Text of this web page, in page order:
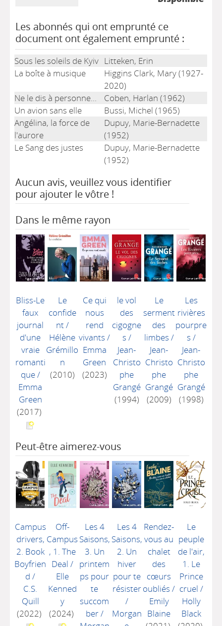
Les abonnés qui ont emprunté ce
document ont également emprunté :
Sous les soleils de Kyiv Litteken, Erin
La boîte à musique
Higgins Clark, Mary (1927-
2020)
Ne le dis à personne...
Coben, Harlan (1962)
Un avion sans elle
Bussi, Michel (1965)
Angélina, la force de
l'aurore
Dupuy, Marie-Bernadette
(1952)
Le Sang des justes
Dupuy, Marie-Bernadette
(1952)
Aucun avis, veuillez vous identifier
pour ajouter le vôtre !
Dans le même rayon
Bliss-Le
faux
journal
d'une
vraie
romanti
que/
Emma
Green
(2017)
Le
confide
nt/
Hélène
Grémillo
n
(2010)
Ce qui
nous
rend
vivants /
Emma
Green
(2023)
le vol
des
cigogne
s /
Jean-
Christo
phe
Grangé
(1994)
Le
serment
des
limbes /
Jean-
Christo
phe
Grangé
(2009)
Les
rivières
pourpre
s /
Jean-
Christo
phe
Grangé
(1998)
Peut-être aimerez-vous
Campus
drivers,
2. Book
Boyfrien
d /
C.S.
Quill
(2022)
Off-
Campus
, 1. The
Deal /
Elle
Kenned
y
(2024)
Les 4
Saisons,
3. Un
printem
ps pour
te
succom
ber/
Les 4
Saisons,
2. Un
hiver
pour te
résister
/
Morgan
Rendez-
vous au
chalet
des
cœurs
oubliés /
Emily
Blaine
Le
peuple
de l'air,
1. Le
Prince
cruel /
Holly
Black